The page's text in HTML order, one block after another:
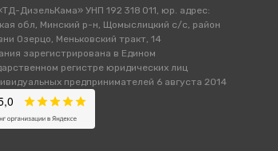
ДизельКама» УНП 192 318 011, юр. адрес:
обл, Минский р-н, Щомыслицкий с/с, район
Озерцо, Меньковский тракт, 14
зарегистрирована в Едином
регистре юридических лиц
предпринимателей 6 августа 2014